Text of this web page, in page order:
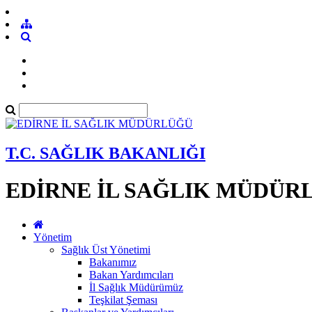
T.C. SAĞLIK BAKANLIĞI
EDİRNE İL SAĞLIK
Yönetim
Sağlık Üst Yönetimi
Bakanımız
Bakan Yardımcıları
İl Sağlık Müdürümüz
Teşkilat Şeması